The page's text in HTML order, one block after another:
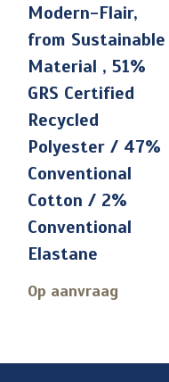
Modern-Flair,
from Sustainable
Material , 51%
GRS Certified
Recycled
Polyester / 47%
Conventional
Cotton / 2%
Conventional
Elastane
Op aanvraag